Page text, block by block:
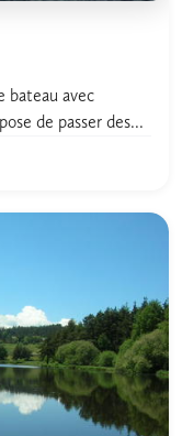
bateau avec
de passer des...